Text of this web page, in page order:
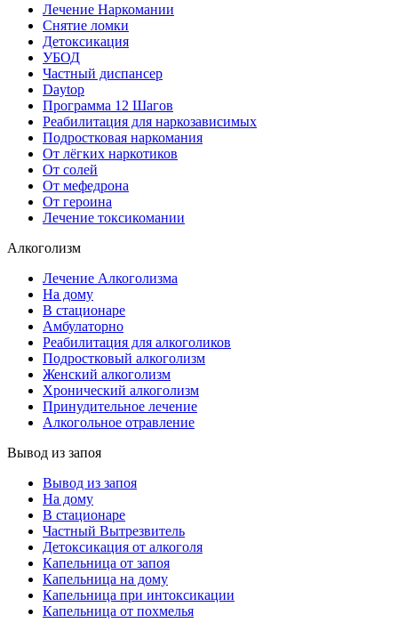
Лечение Наркомании
Снятие ломки
Детоксикация
УБОД
Частный диспансер
Daytop
Программа 12 Шагов
Реабилитация для наркозависимых
Подростковая наркомания
От лёгких наркотиков
От солей
От мефедрона
От героина
Лечение токсикомании
Алкоголизм
Лечение Алкоголизма
На дому
В стационаре
Амбулаторно
Реабилитация для алкоголиков
Подростковый алкоголизм
Женский алкоголизм
Хронический алкоголизм
Принудительное лечение
Алкогольное отравление
Вывод из запоя
Вывод из запоя
На дому
В стационаре
Частный Вытрезвитель
Детоксикация от алкоголя
Капельница от запоя
Капельница на дому
Капельница при интоксикации
Капельница от похмелья